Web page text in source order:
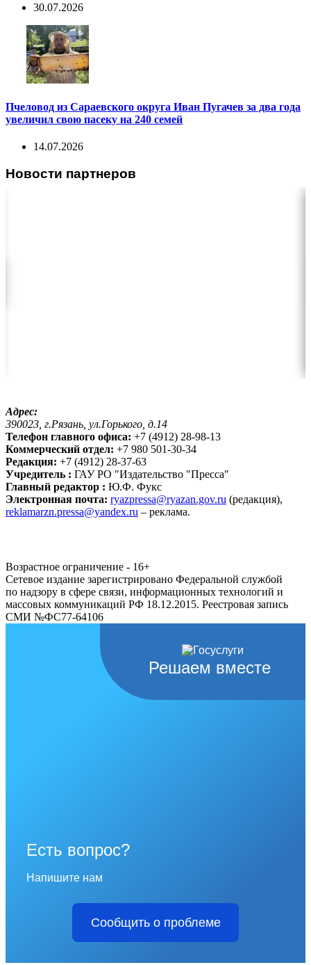
30.07.2026
Пчеловод из Сараевского округа Иван Пугачев за два года
увеличил свою пасеку на 240 семей
14.07.2026
Новости партнеров
Адрес:
390023, г.Рязань, ул.Горького, д.14
Телефон главного офиса: +7 (4912) 28-98-13
Коммерческий отдел: +7 980 501-30-34
Редакция: +7 (4912) 28-37-63
Учредитель : ГАУ РО "Издательство "Пресса"
Главный редактор : Ю.Ф. Фукс
Электронная почта: ryazpressa@ryazan.gov.ru (редакция),
reklamarzn.pressa@yandex.ru – реклама.
Возрастное ограничение - 16+
Сетевое издание зарегистрировано Федеральной службой
по надзору в сфере связи, информационных технологий и
массовых коммуникаций РФ 18.12.2015. Реестровая запись
СМИ №ФС77-64106
Решаем вместе
Есть вопрос?
Напишите нам
Сообщить о проблеме